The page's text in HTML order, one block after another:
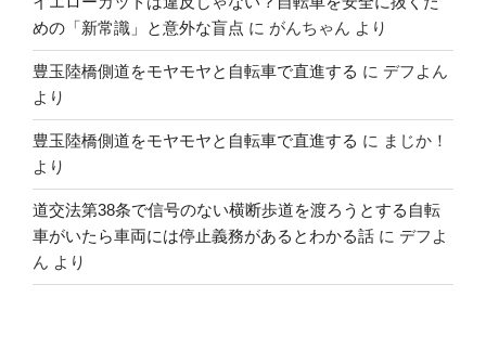
めの「新常識」と意外な盲点 に がんちゃん より
豊玉陸橋側道をモヤモヤと自転車で直進する に デフよん
より
豊玉陸橋側道をモヤモヤと自転車で直進する に まじか！
より
道交法第38条で信号のない横断歩道を渡ろうとする自転
車がいたら車両には停止義務があるとわかる話 に デフよ
ん より